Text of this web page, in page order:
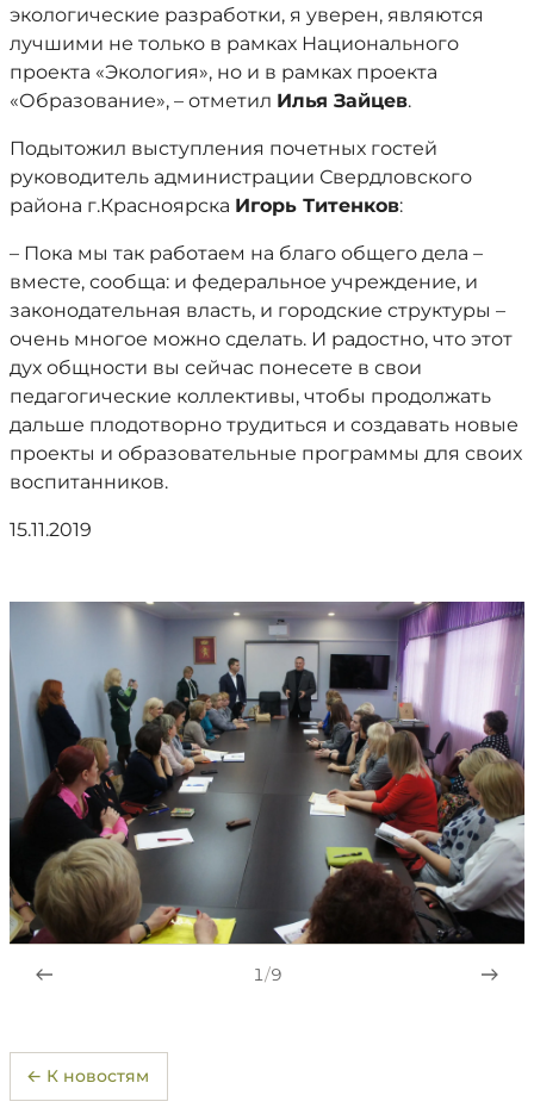
экологические разработки, я уверен, являются
лучшими не только в рамках Национального
проекта «Экология», но и в рамках проекта
«Образование», – отметил Илья Зайцев.
Подытожил выступления почетных гостей
руководитель администрации Свердловского
района г.Красноярска Игорь Титенков:
– Пока мы так работаем на благо общего дела –
вместе, сообща: и федеральное учреждение, и
законодательная власть, и городские структуры –
очень многое можно сделать. И радостно, что этот
дух общности вы сейчас понесете в свои
педагогические коллективы, чтобы продолжать
дальше плодотворно трудиться и создавать новые
проекты и образовательные программы для своих
воспитанников.
15.11.2019
1/9
← К новостям